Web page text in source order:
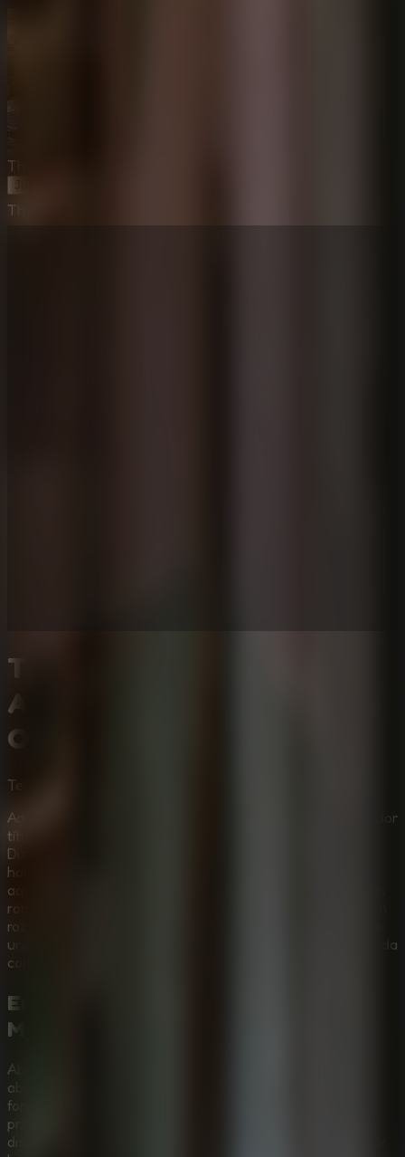
The Dark House Escape 2
The Dark House Escape 2
The Dark House Escape 2:
Aventura y Juego de Escape
Online Gratis
Terror
Adéntrate en
, un sobrecogedor
título online que te invita a la exploración surrealista.
Diseñado magistralmente para entusiastas que procuran
hallar el más completo
aquí todo asume un aura macabra e inestable. Encontrarás
rompecabezas formidables que enlazan un terror sutil con
razonamientos lógicos espectaculares, haciendo del título
una muy especial pieza capaz ser de compartida y superada
conversando junto a tus íntimos amigos de forma remota.
Erradica Apariciones y Recolecta
Monedas
Abre tu propio camino enfrentando una mansión de
abandono y puro silencio, porque sus objetos ocultan
formidables pistas y engaños mecánicos. Tendrás una
principal consigna en tu escape: recopilar las codiciadas y
dispersadas 45 monedas fantasmas para por fin despertar